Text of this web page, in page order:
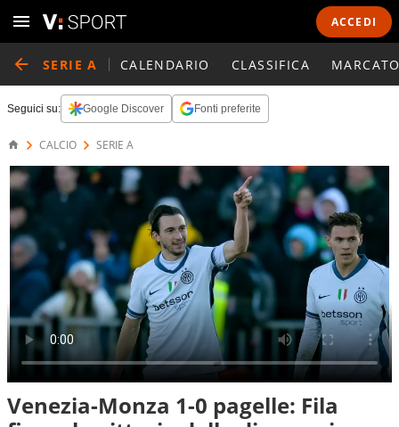
ACCEDI
SERIE A CALENDARIO CLASSIFICA
Seguici su: Google Discover Fonti preferite
CALCIO SERIE A
Venezia-Monza 1-0 pagelle: Fila